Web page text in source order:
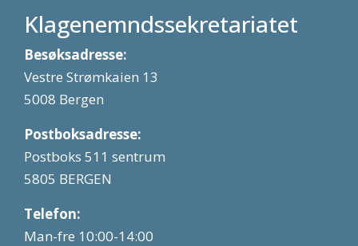
Klagenemndssekretariatet
Besøksadresse:
Vestre Strømkaien 13
5008 Bergen
Postboksadresse:
Postboks 511 sentrum
5805 BERGEN
Telefon:
Man-fre 10:00-14:00